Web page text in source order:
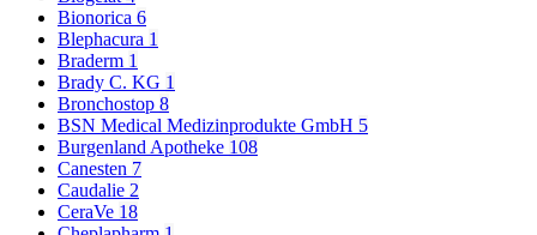
Bionorica 6
Blephacura 1
Braderm 1
Brady C. KG 1
Bronchostop 8
BSN Medical Medizinprodukte GmbH 5
Burgenland Apotheke 108
Canesten 7
Caudalie 2
CeraVe 18